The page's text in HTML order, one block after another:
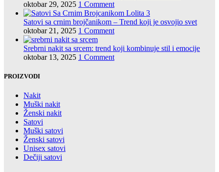
oktobar 29, 2025 1 Comment
Satovi sa crnim brojčanikom – Trend koji je osvojio svet
oktobar 21, 2025 1 Comment
Srebrni nakit sa srcem: trend koji kombinuje stil i emocije
oktobar 13, 2025 1 Comment
PROIZVODI
Nakit
Muški nakit
Ženski nakit
Satovi
Muški satovi
Ženski satovi
Unisex satovi
Dečiji satovi